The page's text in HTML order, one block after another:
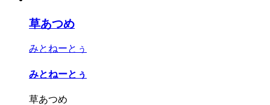
草あつめ
みとねーとぅ
みとねーとぅ
草あつめ